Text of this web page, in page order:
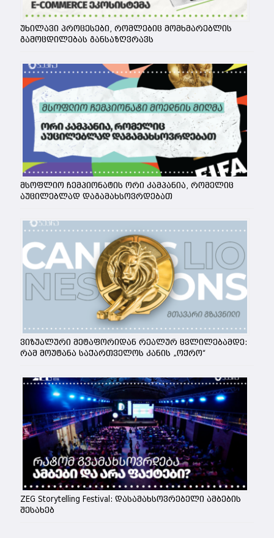
უხილავი პროცესები, რომლებიც მომხმარებლის
გამოცდილებას განსაზღვრავს
მსოფლიო ჩემპიონატის ორი კამპანია, რომელიც
აუცილებლად დაგამახსოვრდებათ
ვიზუალური მეტაფორიდან რეალურ ცვლილებამდე:
რამ მოუტანა საქართველოს კანის „ოქრო“
ZEG Storytelling Festival: დასამახსოვრებელი ამბების
შესახებ